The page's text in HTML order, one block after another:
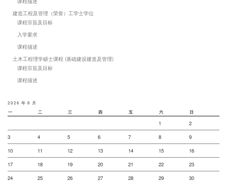
建造工程及管理（荣誉）工学士学位
课程宗旨及目标
入学要求
课程描述
土木工程理学硕士课程 (基础建设建造及管理)
课程宗旨及目标
课程描述
2026 年 8 月
一 二 三 四 五 六 日
1
2
3
4 5 6 7 8
9
10
11 12 13 14 15
16
17
18 19 20 21 22
23
24
25 26 27 28 29
30